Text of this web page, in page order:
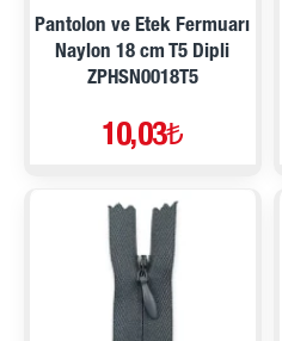
Pantolon ve Etek Fermuarı
Naylon 18 cm T5 Dipli
ZPHSN0018T5
10,03₺